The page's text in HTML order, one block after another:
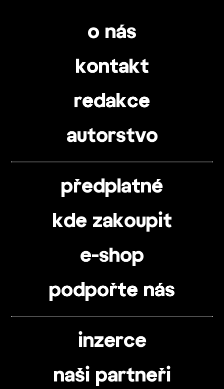
o nás
kontakt
redakce
autorstvo
předplatné
kde zakoupit
e-shop
podpořte nás
inzerce
naši partneři